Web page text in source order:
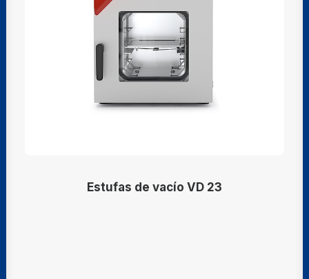
Estufas de vacío VD 23